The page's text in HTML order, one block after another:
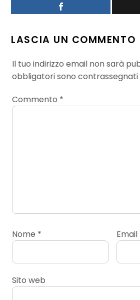
LASCIA UN COMMENTO
Il tuo indirizzo email non sarà
obbligatori sono contrassegnati
Commento *
Nome * Email
Sito web